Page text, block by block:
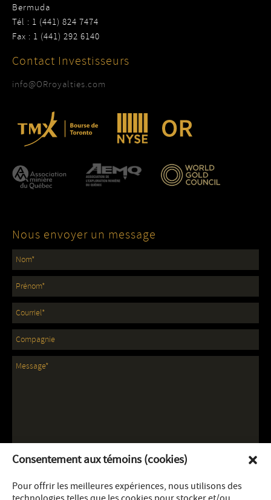
Consentement aux témoins (cookies)
Pour offrir les meilleures expériences, nous utilisons des
Bermuda
Tél : 1 (441) 824 7474
Fax : 1 (441) 292 6140
Contact Investisseurs
info@ORroyalties.com
Nous envoyer un message